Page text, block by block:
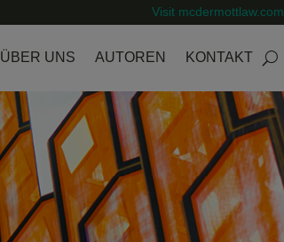
Visit mcdermottlaw.com
ÜBER UNS AUTOREN KONTAKT